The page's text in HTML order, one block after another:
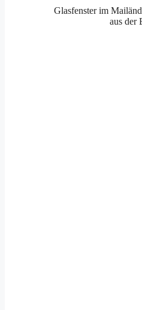
Glasfenster im
aus der